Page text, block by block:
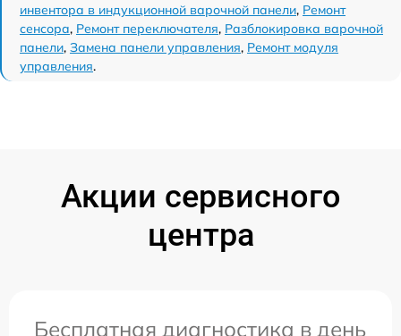
инвентора в индукционной варочной панели, Ремонт
сенсора, Ремонт переключателя, Разблокировка варочной
панели, Замена панели управления, Ремонт модуля
управления.
Акции сервисного
центра
Бесплатная диагностика в день